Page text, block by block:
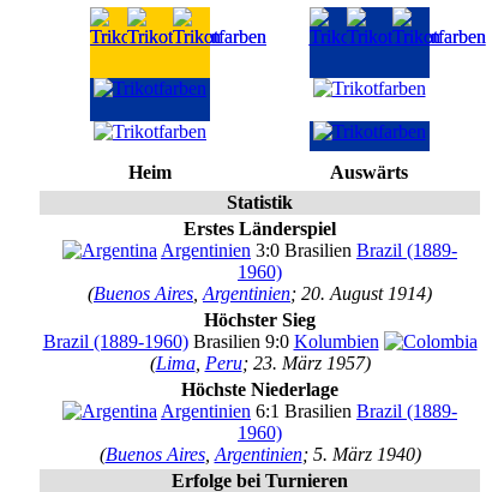
Heim
Auswärts
Statistik
Erstes Länderspiel
Argentinien 3:0 Brasilien Brazil (1889-
1960)
(Buenos Aires Argentinien; 20. August 1914)
Höchster Sieg
Brazil (1889-1960)Brasilien 9:0 Kolumbien
(Lima, Peru; 23. März 1957)
Höchste Niederlage
Argentinien 6:1 Brasilien Brazil (1889-
1960)
(Buenos Aires, Argentinien; 5. März 1940)
Erfolge bei Turnieren